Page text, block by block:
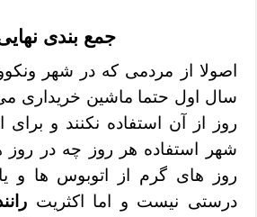
جمع بندی
سال اول حتما ماشین خریداری
روز از آن استفاده نکنند و برای
شهر استفاده هر روز چه در
روز های گرم از اتوبوس ها و
درستی نیست و اما اکثریت